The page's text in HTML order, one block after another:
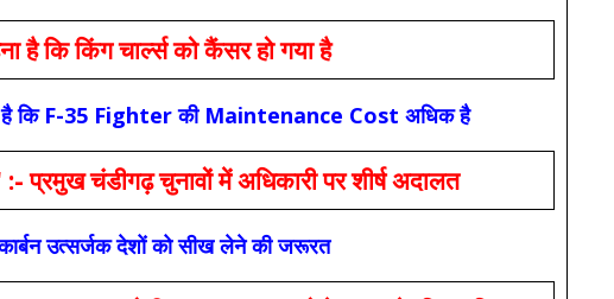
किंग चार्ल्स को कैंसर हो गया है
है कि F-35 Fighter की Maintenance Cost अधिक है
प्रमुख चंडीगढ़ चुनावों में अधिकारी पर शीर्ष अदालत
उत्सर्जक देशों को सीख लेने की जरूरत